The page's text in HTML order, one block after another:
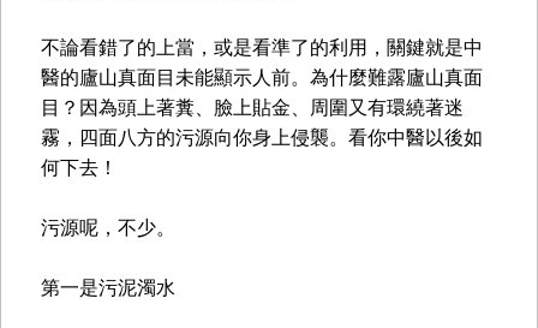
不論看錯了的上當，或是看準了的利用，關鍵就是中
醫的廬山真面目未能顯示人前。為什麼難露廬山真面
目？因為頭上著糞、臉上貼金、周圍又有環繞著迷
霧，四面八方的污源向你身上侵襲。看你中醫以後如
何下去！
污源呢，不少。
第一是污泥濁水